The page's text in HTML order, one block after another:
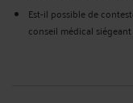
Est-il possible de
conseil médical